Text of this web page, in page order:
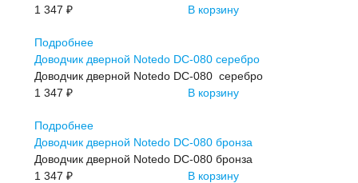
1 347 ₽
В корзину
Подробнее
Доводчик дверной Notedo DC-080 серебро
Доводчик дверной Notedo DC-080 серебро
1 347 ₽
В корзину
Подробнее
Доводчик дверной Notedo DC-080 бронза
Доводчик дверной Notedo DC-080 бронза
1 347 ₽
В корзину